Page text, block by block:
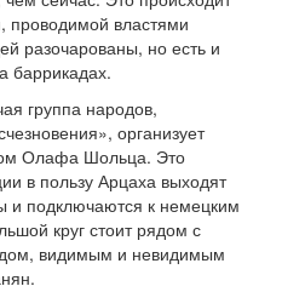
проводимой властями
разочарованы, но есть и
баррикадах.
группа народов,
организует
Олафа Шольца. Это
в пользу Арцаха выходят
и подключаются к немецким
круг стоит рядом с
видимым и невидимым